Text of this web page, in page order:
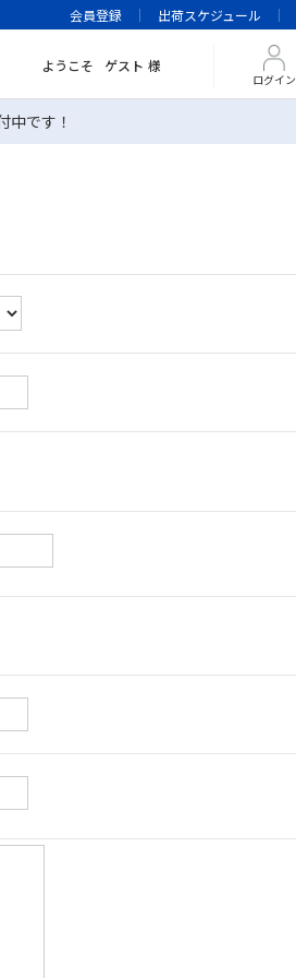
会員登録 出荷スケジュール
ようこそ ゲスト 様
ログイン
中です！